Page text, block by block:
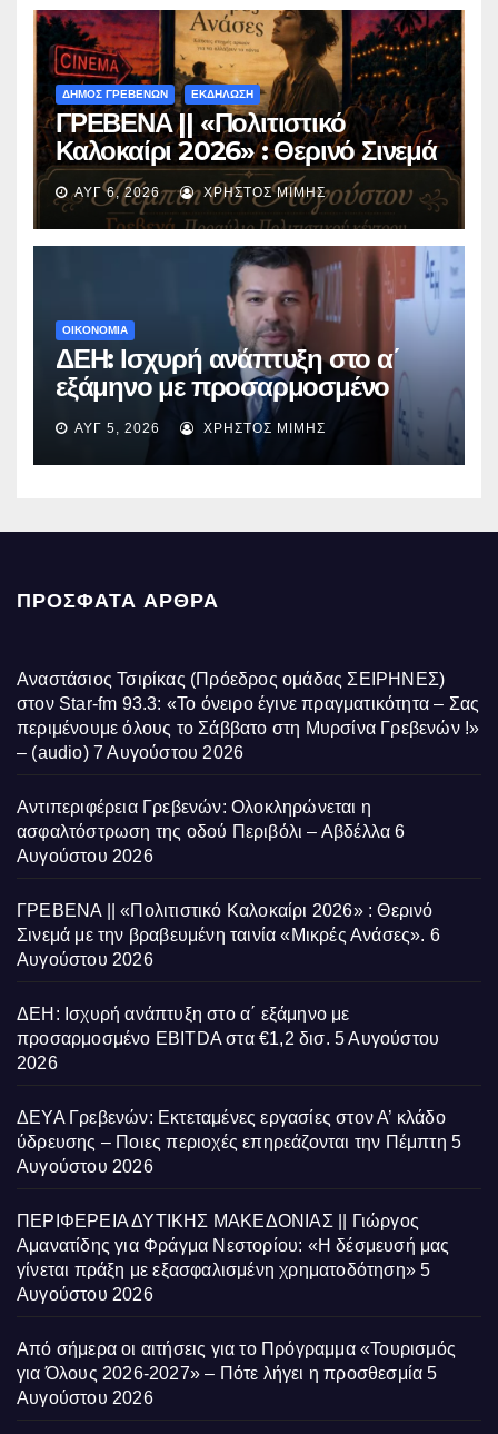
ΔΗΜΟΣ ΓΡΕΒΕΝΩΝ ΕΚΔΗΛΩΣΗ
ΓΡΕΒΕΝΑ || «Πολιτιστικό
Καλοκαίρι 2026» : Θερινό Σινεμά
με την βραβευμένη ταινία
«Μικρές Ανάσες».
ΑΥΓ 6, 2026 ΧΡΉΣΤΟΣ ΜΊΜΗΣ
ΟΙΚΟΝΟΜΙΑ
ΔΕΗ: Ισχυρή ανάπτυξη στο α΄
εξάμηνο με προσαρμοσμένο
EBITDA στα €1,2 δισ.
ΑΥΓ 5, 2026 ΧΡΉΣΤΟΣ ΜΊΜΗΣ
ΠΡΌΣΦΑΤΑ ΆΡΘΡΑ
Αναστάσιος Τσιρίκας (Πρόεδρος ομάδας ΣΕΙΡΗΝΕΣ)
στον Star-fm 93.3: «Το όνειρο έγινε πραγματικότητα – Σας
περιμένουμε όλους το Σάββατο στη Μυρσίνα Γρεβενών !»
– (audio) 7 Αυγούστου 2026
Αντιπεριφέρεια Γρεβενών: Ολοκληρώνεται η
ασφαλτόστρωση της οδού Περιβόλι – Αβδέλλα 6
Αυγούστου 2026
ΓΡΕΒΕΝΑ || «Πολιτιστικό Καλοκαίρι 2026» : Θερινό
Σινεμά με την βραβευμένη ταινία «Μικρές Ανάσες». 6
Αυγούστου 2026
ΔΕΗ: Ισχυρή ανάπτυξη στο α΄ εξάμηνο με
προσαρμοσμένο EBITDA στα €1,2 δισ. 5 Αυγούστου
2026
ΔΕΥΑ Γρεβενών: Εκτεταμένες εργασίες στον Α’ κλάδο
ύδρευσης – Ποιες περιοχές επηρεάζονται την Πέμπτη 5
Αυγούστου 2026
ΠΕΡΙΦΕΡΕΙΑ ΔΥΤΙΚΗΣ ΜΑΚΕΔΟΝΙΑΣ || Γιώργος
Αμανατίδης για Φράγμα Νεστορίου: «Η δέσμευσή μας
γίνεται πράξη με εξασφαλισμένη χρηματοδότηση» 5
Αυγούστου 2026
Από σήμερα οι αιτήσεις για το Πρόγραμμα «Τουρισμός
για Όλους 2026-2027» – Πότε λήγει η προσθεσμία 5
Αυγούστου 2026